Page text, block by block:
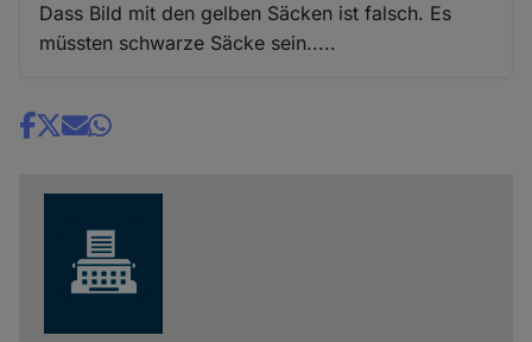
Dass Bild mit den gelben Säcken ist falsch. Es
müssten schwarze Säcke sein.....
Share